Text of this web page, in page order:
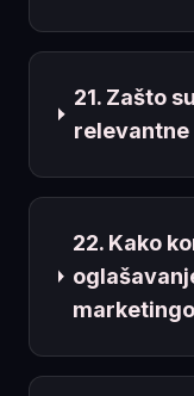
21. Zašto
relevantne
22. Kako